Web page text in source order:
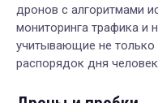
дронов с алгоритмами
мониторинга трафика и
учитывающие не только
распорядок дня